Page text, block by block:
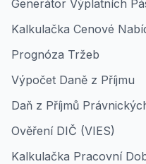
Generátor Výplatních
Kalkulačka Cenové
Prognóza Tržeb
Výpočet Daně z Příjmu
Daň z Příjmů
Ověření DIČ (VIES)
Kalkulačka Pracovní